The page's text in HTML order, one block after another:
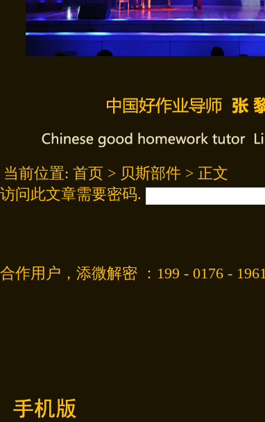
当前位置: 首页 > 贝斯部件 > 正文
访问此文章需要密码.
合作用户，添微解密 ：199 - 0176 - 1961